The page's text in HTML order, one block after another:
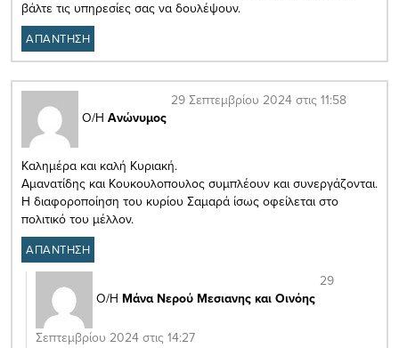
βάλτε τις υπηρεσίες σας να δουλέψουν.
ΑΠΑΝΤΗΣΗ
Ο/Η Ανώνυμος
29 Σεπτεμβρίου 2024 στις 11:58
Καλημέρα και καλή Κυριακή.
Αμανατίδης και Κουκουλοπουλος συμπλέουν και συνεργάζονται.
Η διαφοροποίηση του κυρίου Σαμαρά ίσως οφείλεται στο
πολιτικό του μέλλον.
ΑΠΑΝΤΗΣΗ
Ο/Η Μάνα Νερού Μεσιανης και Οινόης
29
Σεπτεμβρίου 2024 στις 14:27